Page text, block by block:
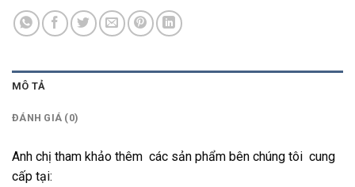
MÔ TẢ
ĐÁNH GIÁ (0)
Anh chị tham khảo thêm các sản phẩm bên chúng tôi cung
cấp tại: